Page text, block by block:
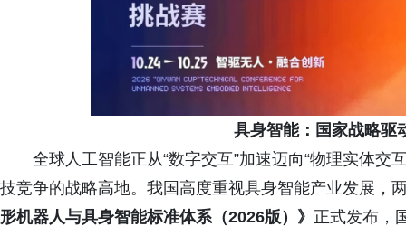
具身智能：国家战略驱
全球人工智能正从“数字交互”加速迈向“物理实体
技竞争的战略高地。我国高度重视具身智能产业发展，
形机器人与具身智能标准体系（2026版）》 正式发布，